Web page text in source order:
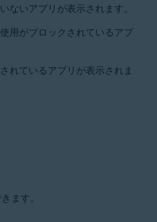
ないアプリが表示されます。
用がブロックされているアプ
れているアプリが表示されま
ます。